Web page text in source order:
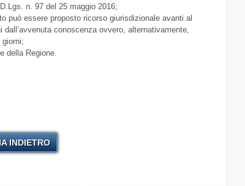
n. 97 del 25 maggio 2016;
può essere proposto ricorso giurisdizionale avanti al
conoscenza ovvero, alternativamente,
giorni;
della Regione.
INDIETRO